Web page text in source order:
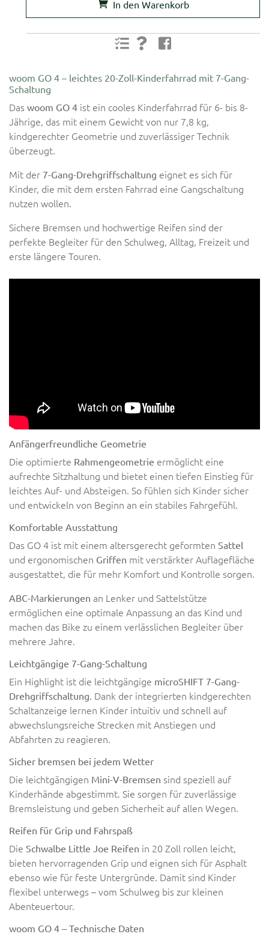
In den Warenkorb
woom GO 4 – leichtes 20-Zoll-Kinderfahrrad mit 7-Gang-
Schaltung
Das woom GO 4 ist ein cooles Kinderfahrrad für 6- bis 8-
Jährige, das mit einem Gewicht von nur 7,8 kg,
kindgerechter Geometrie und zuverlässiger Technik
überzeugt.
Mit der 7-Gang-Drehgriffschaltung eignet es sich für
Kinder, die mit dem ersten Fahrrad eine Gangschaltung
nutzen wollen.
Sichere Bremsen und hochwertige Reifen sind der
perfekte Begleiter für den Schulweg, Alltag, Freizeit und
erste längere Touren.
Anfängerfreundliche Geometrie
Die optimierte Rahmengeometrie ermöglicht eine
aufrechte Sitzhaltung und bietet einen tiefen Einstieg für
leichtes Auf- und Absteigen. So fühlen sich Kinder sicher
und entwickeln von Beginn an ein stabiles Fahrgefühl.
Komfortable Ausstattung
Das GO 4 ist mit einem altersgerecht geformten Sattel
und ergonomischen Griffen mit verstärkter Auflagefläche
ausgestattet, die für mehr Komfort und Kontrolle sorgen.
ABC-Markierungen an Lenker und Sattelstütze
ermöglichen eine optimale Anpassung an das Kind und
machen das Bike zu einem verlässlichen Begleiter über
mehrere Jahre.
Leichtgängige 7-Gang-Schaltung
Ein Highlight ist die leichtgängige microSHIFT 7-Gang-
Drehgriffschaltung. Dank der integrierten kindgerechten
Schaltanzeige lernen Kinder intuitiv und schnell auf
abwechslungsreiche Strecken mit Anstiegen und
Abfahrten zu reagieren.
Sicher bremsen bei jedem Wetter
Die leichtgängigen Mini-V-Bremsen sind speziell auf
Kinderhände abgestimmt. Sie sorgen für zuverlässige
Bremsleistung und geben Sicherheit auf allen Wegen.
Reifen für Grip und Fahrspaß
Die Schwalbe Little Joe Reifen in 20 Zoll rollen leicht,
bieten hervorragenden Grip und eignen sich für Asphalt
ebenso wie für feste Untergründe. Damit sind Kinder
flexibel unterwegs – vom Schulweg bis zur kleinen
Abenteuertour.
woom GO 4 – Technische Daten